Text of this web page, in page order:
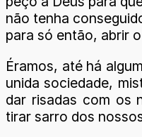
não tenha
para só então, abrir
Éramos, até há
unida sociedade,
dar risadas com os
tirar sarro dos